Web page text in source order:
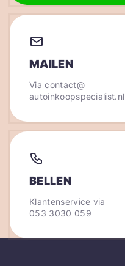
MAILEN
Viacontact@
autoinkoopspecialist.nl
BELLEN
Klantenservice via
053 3030 059